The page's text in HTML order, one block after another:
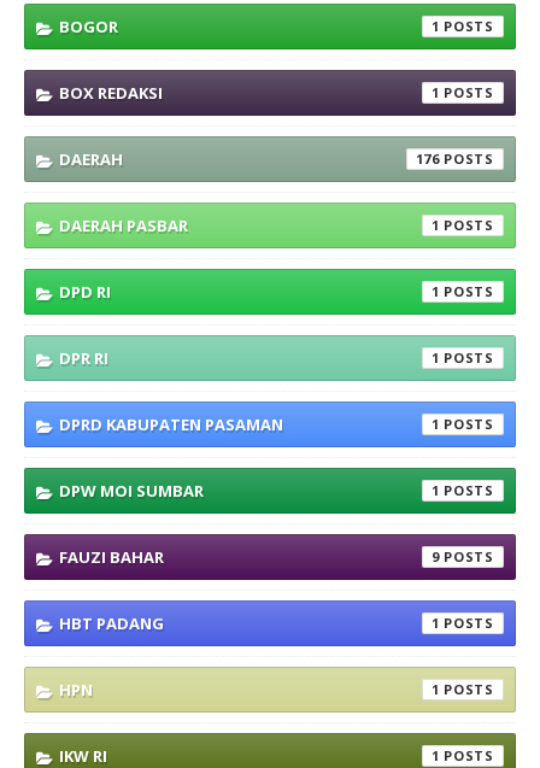
BOGOR 1
BOX REDAKSI 1
DAERAH 176
DAERAH PASBAR 1
DPD RI 1
DPR RI 1
DPRD KABUPATEN PASAMAN 1
DPW MOI SUMBAR 1
FAUZI BAHAR 9
HBT PADANG 1
HPN 1
IKW RI 1